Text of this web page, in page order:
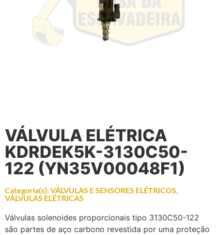
VÁLVULA ELÉTRICA
KDRDEK5K-3130C50-
122 (YN35V00048F1)
Categoria(s):VÁLVULAS E SENSORES ELÉTRICOS,
VÁLVULAS ELÉTRICAS
Válvulas solenoides proporcionais tipo 3130C50-122
são partes de aço carbono revestida por uma proteção